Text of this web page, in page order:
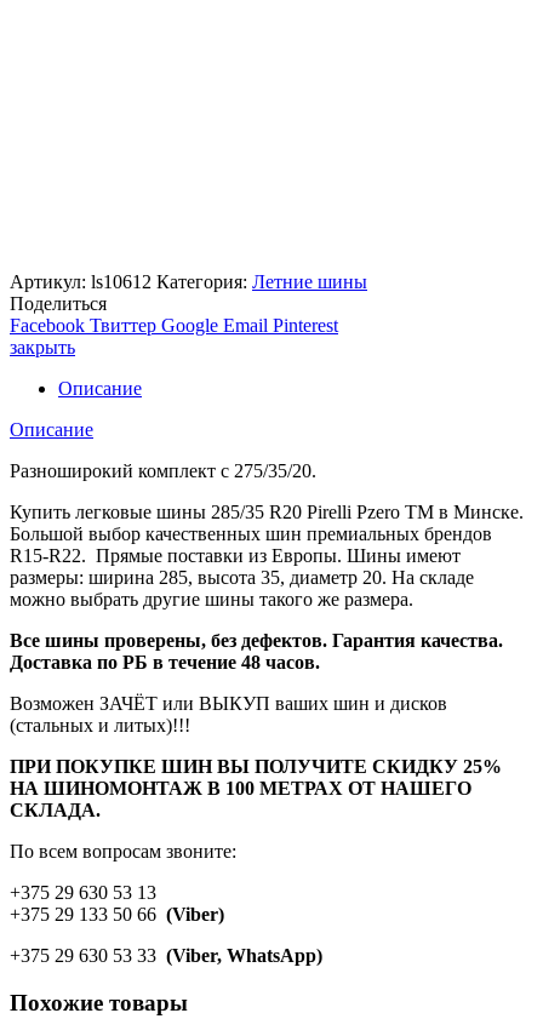
Артикул: ls10612 Категория: Летние шины
Поделиться
Facebook Твиттер Google Email Pinterest
закрыть
Описание
Описание
Разноширокий комплект с 275/35/20.
Купить легковые шины 285/35 R20 Pirelli Pzero TM в Минске.
Большой выбор качественных шин премиальных брендов
R15-R22. Прямые поставки из Европы. Шины имеют
размеры: ширина 285, высота 35, диаметр 20. На складе
можно выбрать другие шины такого же размера.
Все шины проверены, без дефектов. Гарантия качества.
Доставка по РБ в течение 48 часов.
Возможен ЗАЧЁТ или ВЫКУП ваших шин и дисков
(стальных и литых)!!!
ПРИ ПОКУПКЕ ШИН ВЫ ПОЛУЧИТЕ СКИДКУ 25%
НА ШИНОМОНТАЖ В 100 МЕТРАХ ОТ НАШЕГО
СКЛАДА.
По всем вопросам звоните:
+375 29 630 53 13
+375 29 133 50 66 (Viber)
+375 29 630 53 33 (Viber, WhatsApp)
Похожие товары